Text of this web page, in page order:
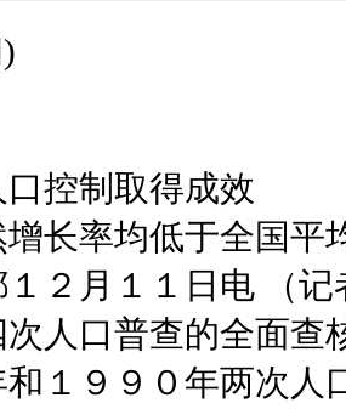
控制取得成效
长率均低于全国平
２月１１日电 （
人口普查的全面查
和１９９０年两次